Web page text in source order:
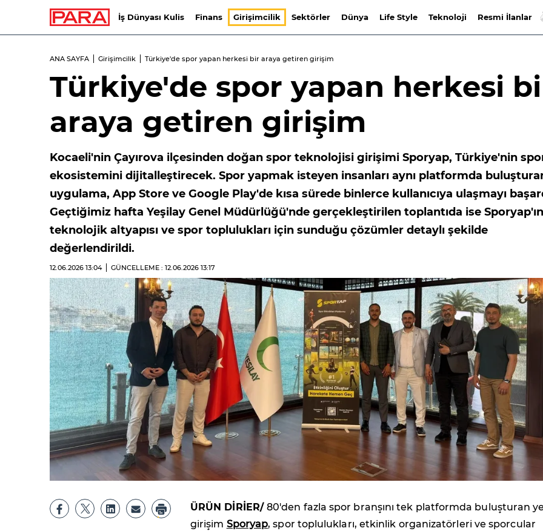
İş Dünyası Kulis Finans Girişimcilik Sektörler Dünya Life Style Teknoloji Resmi İlanlar
ANA SAYFA Girişimcilik Türkiye'de spor yapan herkesi bir araya getiren girişim
Türkiye'de spor yapan herkesi
araya getiren girişim
Kocaeli'nin Çayırova ilçesinden doğan spor teknolojisi girişimi Sporyap, Türkiye'nin
ekosistemini dijitalleştirecek. Spor yapmak isteyen insanları aynı platformda
uygulama, App Store ve Google Play'de kısa sürede binlerce kullanıcıya ulaşmayı
Geçtiğimiz hafta Yeşilay Genel Müdürlüğü'nde gerçekleştirilen toplantıda ise Sporyap'ın
teknolojik altyapısı ve spor toplulukları için sunduğu çözümler detaylı şekilde
değerlendirildi.
12.06.2026 13:04 GÜNCELLEME : 12.06.2026 13:17
ÜRÜN DİRİER/80'den fazla spor branşını tek platformda buluşturan
girişim Sporyap, spor toplulukları, etkinlik organizatörleri ve sporcular